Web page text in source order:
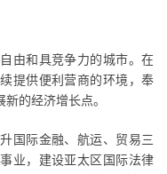
由和具竞争力的城市。在
提供便利营商的环境，奉
的经济增长点。
国际金融、航运、贸易三
业，建设亚太区国际法律